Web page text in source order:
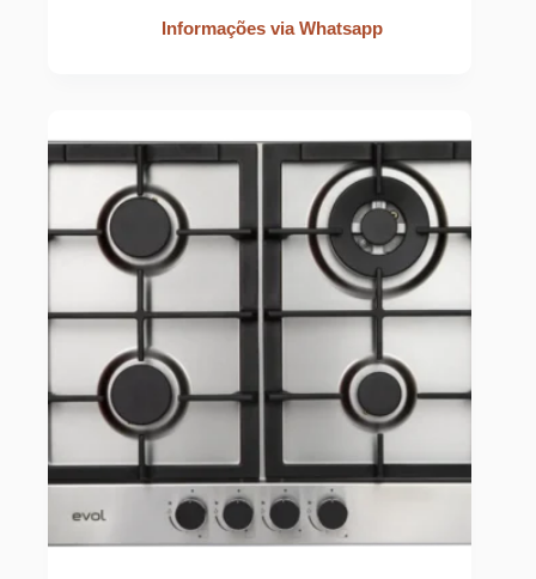
Informações via Whatsapp